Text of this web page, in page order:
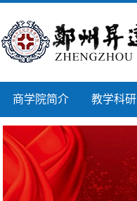
商学院简介 教学科研